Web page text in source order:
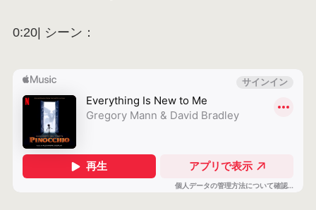
0:20| シーン：